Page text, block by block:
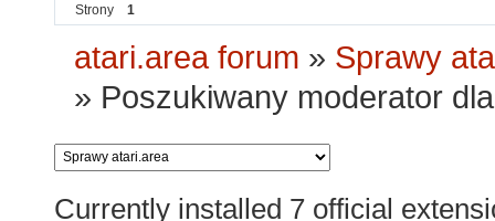
Strony 1
atari.area forum » Sprawy
» Poszukiwany moderator
Currently installed 7 official